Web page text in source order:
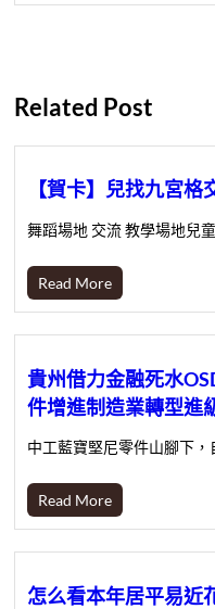
Related Post
【賀卡】兒找九宮格
舞蹈場地 交流 教學場地兒
Read More
貴州借力金融死水
件增進制造業轉型進
中工藍寶堅尼零件山腳下
Read More
怎么看本年居平易近